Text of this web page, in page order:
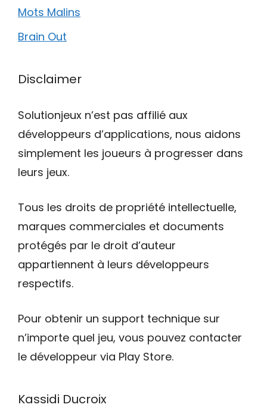
Mots Malins
Brain Out
Disclaimer
Solutionjeux n’est pas affilié aux
développeurs d’applications, nous aidons
simplement les joueurs à progresser dans
leurs jeux.
Tous les droits de propriété intellectuelle,
marques commerciales et documents
protégés par le droit d’auteur
appartiennent à leurs développeurs
respectifs.
Pour obtenir un support technique sur
n’importe quel jeu, vous pouvez contacter
le développeur via Play Store.
Kassidi Ducroix